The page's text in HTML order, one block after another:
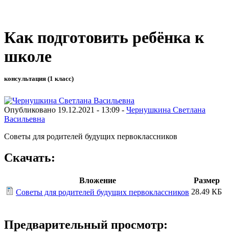
Как подготовить ребёнка к
школе
консультация (1 класс)
Опубликовано 19.12.2021 - 13:09 - Чернушкина Светлана
Васильевна
Советы для родителей будущих первоклассников
Скачать:
Вложение
Размер
Советы для родителей будущих первоклассников 28.49 КБ
Предварительный просмотр: